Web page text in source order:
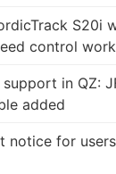
S20i
control
in QZ:
added
notice for